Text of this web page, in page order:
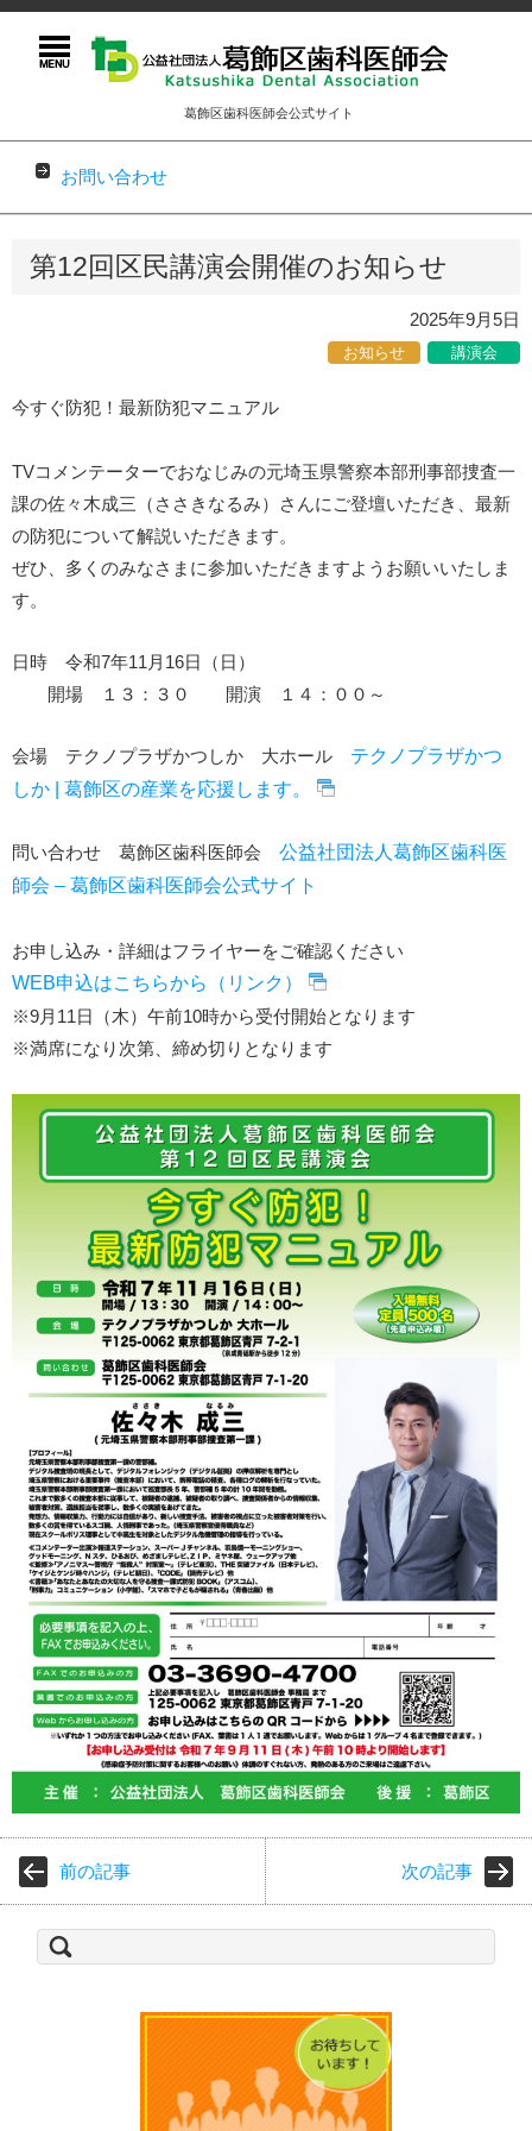
葛飾区歯科医師会公式サイト
お問い合わせ
第12回区民講演会開催のお知らせ
2025年9月5日
お知らせ 講演会
今すぐ防犯！最新防犯マニュアル
TVコメンテーターでおなじみの元埼玉県警察本部刑事部捜査一
課の佐々木成三（ささきなるみ）さんにご登壇いただき、最新
の防犯について解説いただきます。
ぜひ、多くのみなさまに参加いただきますようお願いいたしま
す。
日時 令和7年11月16日（日）
開場 １３：３０ 開演 １４：００～
会場 テクノプラザかつしか 大ホール テクノプラザかつ
しか | 葛飾区の産業を応援します。
問い合わせ 葛飾区歯科医師会 公益社団法人葛飾区歯科医
師会 – 葛飾区歯科医師会公式サイト
お申し込み・詳細はフライヤーをご確認ください
WEB申込はこちらから（リンク）
※9月11日（木）午前10時から受付開始となります
※満席になり次第、締め切りとなります
前の記事 次の記事
索: